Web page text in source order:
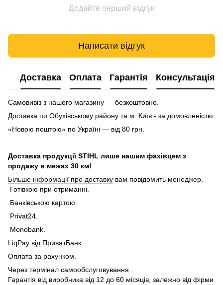
Додайте перший відгук
Написати відгук
Доставка Оплата Гарантія Консультація
Самовивіз з нашого магазину — безкоштовно.
Доставка по Обухівському району та м. Київ - за домовленістю.
«Новою поштою» по Україні — від 80 грн.
Доставка продукції STIHL лише нашим фахівцем з
продажу в межах 30 км!
Більше інформації про доставку вам повідомить менеджер.
Готівкою при отриманні.
Банківською картою.
Privat24.
Monobank.
LiqPay від ПриватБанк.
Оплата за рахунком.
Через термінал самообслуговування .
Гарантія від виробника від 12 до 60 місяців, залежно від фірми